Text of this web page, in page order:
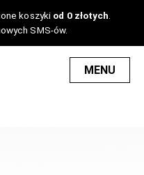
koszyki od 0 złotych
SMS-ów.
MENU